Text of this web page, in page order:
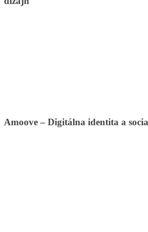
Amoove – Digitálna identita a